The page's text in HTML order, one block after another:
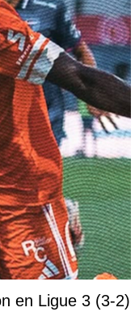
en Ligue 3 (3-2)